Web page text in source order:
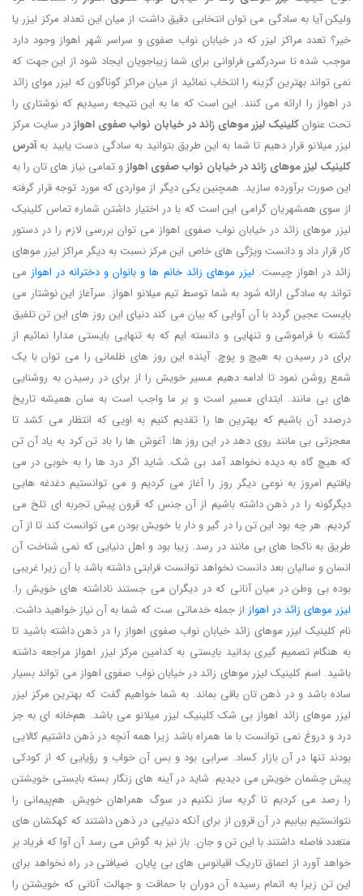
ولیکن آیا به سادگی می توان انتخابی دقیق داشت از میان این تعداد مرکز لیزر یا
خیر؟ تعدد مراکز لیزر که در خیابان نواب صفوی و سراسر شهر اهواز وجود دارد
موجب شده تا سردرگمی فراوانی برای شما زیباجویان ایجاد شود از این جهت که
نمی تواند بهترین گزینه را انتخاب نمائید از میان مراکز گوناگون که لیزر موای زائد
در اهواز را ارائه می کنند. این است که ما به این نتیجه رسیدیم که نوشتاری را
تحت عنوانکلینیک لیزر موهای زائد در خیابان نواب صفوی اهوازدر سایت مرکز
لیزر میلانو قرار دهیم تا شما به این طریق بتوانید به سادگی دست یابید بهآدرس
کلینیک لیزر موهای زائد در خیابان نواب صفوی اهوازو تمامی نیاز های تان را به
این صورت برآورده سازید. همچنین یکی دیگر از مواردی که مورد توجه قرار گرفته
از سوی همشهریان گرامی این است که با در اختیار داشتن شماره تماس کلینیک
لیزر موهای زائد در خیابان نواب صفوی اهواز می توان بررسی لازم را در دستور
کار قرار داد و دانست ویژگی های خاص این مرکز نسبت به دیگر مراکز لیزر موهای
زائد در اهواز چیست. لیزر موهای زائد خانم ها و بانوان و دخترانه در اهوازمی
تواند به سادگی ارائه شود به شما توسط تیم میلانو اهواز. سرآغاز این نوشتار می
بایست عجین گردد با آن آوایی که بیان می کند دنیای این روز های این تن تلفیق
گشته با فراموشی و تنهایی و دانسته ایم که به تنهایی بایستی مدارا نمائیم از
برای در رسیدن به هیچ و پوچ. آینده این روز های ظلمانی را می توان با یک
شمع روشن نمود تا ادامه دهیم مسیر خویش را از برای در رسیدن به روشنایی
های بی مانند. ابتدای مسیر است و بر ما واجب است به سان همیشه تاریخ
درصدد آن باشیم که بهترین ها را تقدیم کنیم به اویی که انتظار می کشد تا
معجزتی بی مانند روی دهد در این روز ها. آغوش ها را باد تن کرد به یاد آن تن
که هیچ گاه به دیده نخواهد آمد بی شک. شاید اگر درد ها را به خوبی در می
یافتیم امروز به نوعی دیگر روز را آغاز می کردیم و می توانستیم دغدغه هایی
دیگرگونه را در ذهن داشته باشیم از آن جنس که قرون پیش تجربه ای تلخ می
کردیم. هر چه بود این تن را در گیر و دار با خویش بودن می توانست کند تا از آن
طریق به ناکجا های بی مانند در رسد. زیبا بود و اهل دنیایی که نمی شناخت آن
انسان و سالیان بعد دانست نخواهد توانست قرابتی داشته باشد با آن زیرا غریبی
بوده بی وطن در میان آنانی که در دیگران می جستند ناداشته های خویش را.
لیزر موهای زائد در اهواز از جمله خدماتی ست که شما به آن نیاز خواهید داشت.
نام کلینیک لیزر موهای زائد خیابان نواب صفوی اهواز را در ذهن داشته باشید تا
به هنگام تصمیم گیری بدانید بایستی به کدامین مرکز لیزر اهواز مراجعه داشته
باشید. اسم کلینیک لیزر موهای زائد در خیابان نواب صفوی اهواز می تواند بسیار
ساده باشد و در ذهن تان باقی بماند. به شما خواهیم گفت که بهترین مرکز لیزر
لیزر موهای زائد اهواز بی شک کلینیک لیزر میلانو می باشد. هم‌خانه ای به جز
درد و دروغ نمی توانست با ما همراه باشد زیرا همه آنچه در ذهن داشتیم کالایی
بودند تنها در آن بازار کساد. سرابی بود و بس آن خواب و رؤیایی که از کودکی
پیش چشمان خویش می دیدیم. شاید در آینه های زنگار بسته بایستی خویشتن
را رصد می کردیم تا گریه ساز نکنیم در سوگ همراهان خویش. هم‌پیمانی را
نتوانستیم بیابیم در آن قرون از برای آنکه دنیایی در ذهن داشتند که کهکشان های
متعدد فاصله داشتند با این تن و جان. باز نیز به گوش می رسد آن آوا که فریاد بر
خواهد آورد از اعماق تاریک اقیانوس های بی پایان. ضیافتی در راه نخواهد برای
این تن زیرا به اتمام رسیده آن دوران با حماقت و جهالت آنانی که خویشتن را